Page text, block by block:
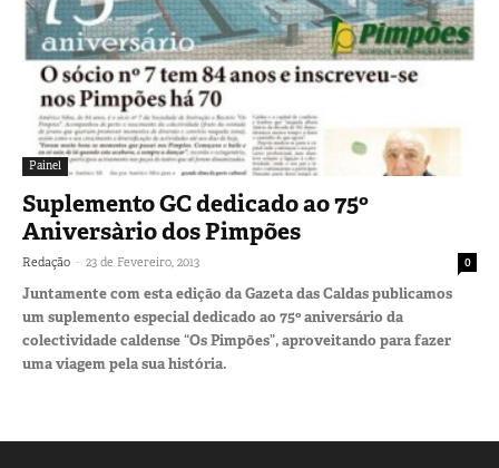
Painel
Suplemento GC dedicado ao 75º
Aniversàrio dos Pimpões
Redação - 23 de Fevereiro, 2013 0
Juntamente com esta edição da Gazeta das Caldas publicamos
um suplemento especial dedicado ao 75º aniversário da
colectividade caldense “Os Pimpões”, aproveitando para fazer
uma viagem pela sua história.